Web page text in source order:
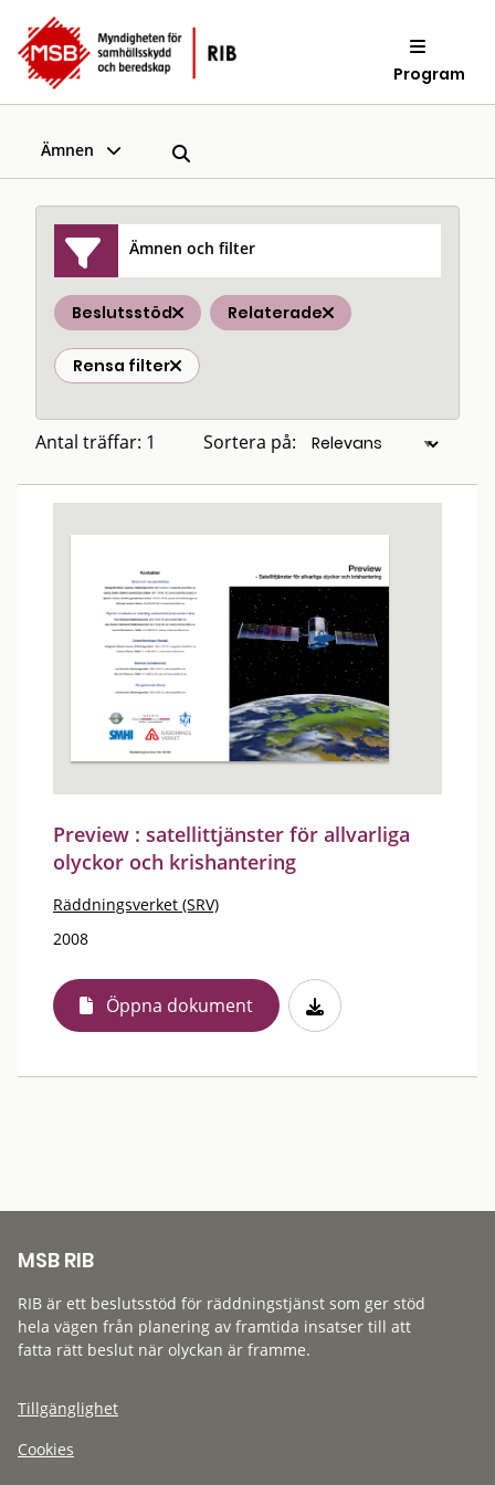
Program
Ämnen
Ämnen och filter
Beslutsstöd Relaterade
Rensa filter
Antal träffar: 1 Sortera på:
Preview : satellittjänster för allvarliga
olyckor och krishantering
Räddningsverket (SRV)
2008
Öppna dokument
MSB RIB
RIB är ett beslutsstöd för räddningstjänst som ger stöd
hela vägen från planering av framtida insatser till att
fatta rätt beslut när olyckan är framme.
Tillgänglighet
Cookies